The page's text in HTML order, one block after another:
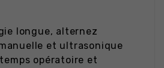
longue, alternez
et ultrasonique
opératoire et